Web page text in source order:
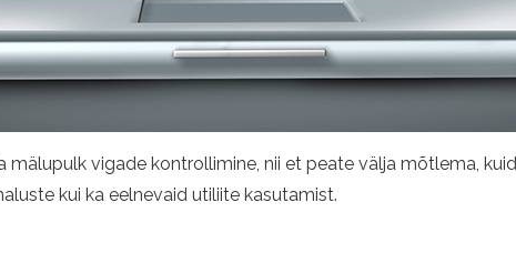
mälupulk vigade kontrollimine, nii et peate välja mõtlema,
kui ka eelnevaid utiliite kasutamist.